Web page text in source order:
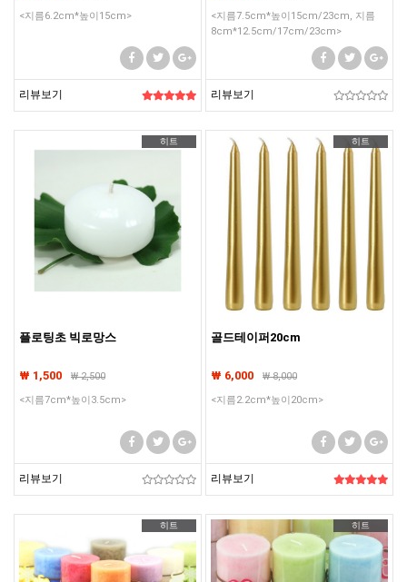
<지름6.2cm*높이15cm>
리뷰보기
<지름7.5cm*높이15cm/23cm, 지름
8cm*12.5cm/17cm/23cm>
리뷰보기
히트
플로팅초 빅로망스
₩ 1,500 ₩2,500
<지름7cm*높이3.5cm>
리뷰보기
히트
골드테이퍼20cm
₩ 6,000 ₩8,000
<지름2.2cm*높이20cm>
리뷰보기
히트 히트